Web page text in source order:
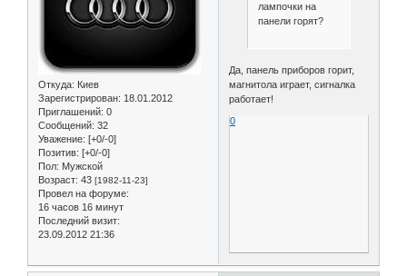
Откуда: Киев
Зарегистрирован: 18.01.2012
Приглашений: 0
Сообщений: 32
Уважение: [+0/-0]
Позитив: [+0/-0]
Пол: Мужской
Возраст: 43 [1982-11-23]
Провел на форуме:
16 часов 16 минут
Последний визит:
23.09.2012 21:36
лампочки на
панели горят?
Да, панель приборов горит,
магнитола играет, сигналка
работает!
0